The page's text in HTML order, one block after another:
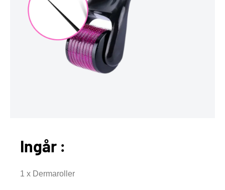
Ingår :
1 x Dermaroller